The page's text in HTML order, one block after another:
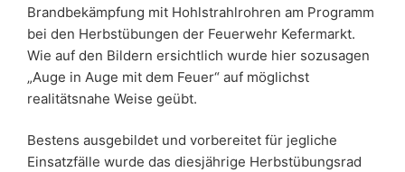
Brandbekämpfung mit Hohlstrahlrohren am Programm
bei den Herbstübungen der Feuerwehr Kefermarkt.
Wie auf den Bildern ersichtlich wurde hier sozusagen
„Auge in Auge mit dem Feuer“ auf möglichst
realitätsnahe Weise geübt.
Bestens ausgebildet und vorbereitet für jegliche
Einsatzfälle wurde das diesjährige Herbstübungsrad